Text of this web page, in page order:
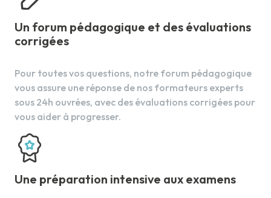
Le pain sans gluten
Le pain nutritif
7. Les pains du monde
La ciabatta
Le risque lié à l'ambiance lumineuse
4. L'individu consommateur averti
Les achats
Le budget
Initiation aux gestes de premiers secours
Advice
7. Cooking and Eating out
At the restaurant
In the kitchen
Un forum pédagogique et des évaluations
corrigées
Pour toutes vos questions, notre forum pédagogique
vous assure une réponse de nos formateurs experts
sous 24h ouvrées, avec des évaluations corrigées pour
vous aider à progresser.
Une préparation intensive aux examens